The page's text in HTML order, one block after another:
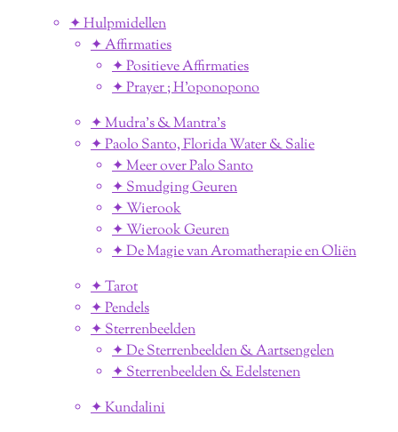
✦ Hulpmidellen
✦ Affirmaties
✦ Positieve Affirmaties
✦ Prayer ; H'oponopono
✦ Mudra's & Mantra's
✦ Paolo Santo, Florida Water & Salie
✦ Meer over Palo Santo
✦ Smudging Geuren
✦ Wierook
✦ Wierook Geuren
✦ De Magie van Aromatherapie en Oliën
✦ Tarot
✦ Pendels
✦ Sterrenbeelden
✦ De Sterrenbeelden & Aartsengelen
✦ Sterrenbeelden & Edelstenen
✦ Kundalini